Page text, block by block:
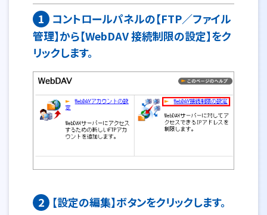
1
コントロールパネルの【FTP／ファイル
管理】から【WebDAV 接続制限の設定】をク
リックします。
2 【設定の編集】ボタンをクリックします。